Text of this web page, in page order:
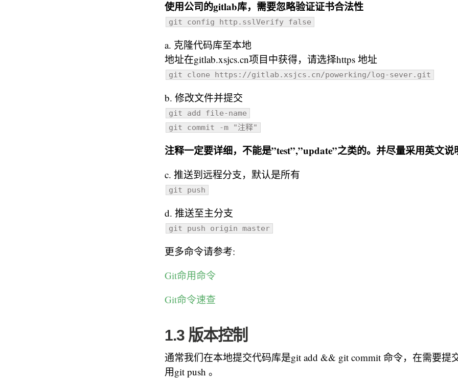
使用公司的gitlab库，需要忽略验证证书合法性
git config http.sslVerify false
a. 克隆代码库至本地
地址在gitlab.xsjcs.cn项目中获得，请选择https 地址
git clone https://gitlab.xsjcs.cn/powerking/log-sever.git
b. 修改文件并提交
git add file-name
git commit -m "注释"
注释一定要详细，不能是”test”,”update”之类的。并尽量采用英文说
c. 推送到远程分支，默认是所有
git push
d. 推送至主分支
git push origin master
更多命令请参考:
Git命用命令
Git命令速查
1.3 版本控制
通常我们在本地提交代码库是git add && git commit 命令，在需要提
用git push 。